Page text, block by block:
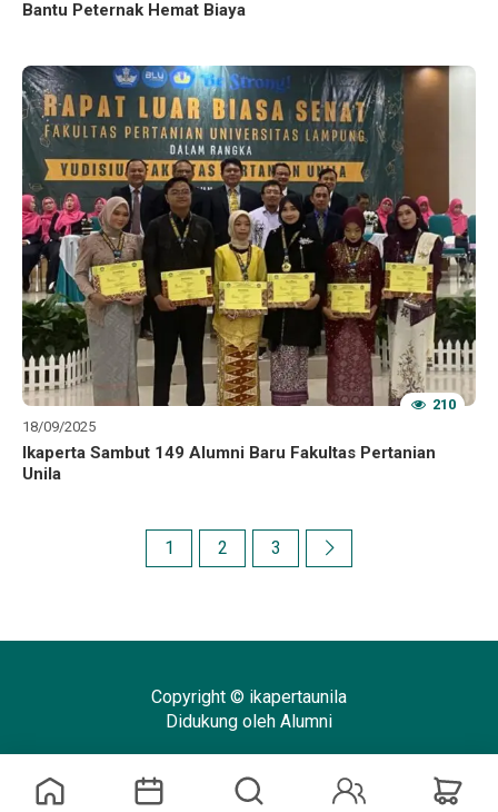
Bantu Peternak Hemat Biaya
18/09/2025
210
Ikaperta Sambut 149 Alumni Baru Fakultas Pertanian
Unila
1 2 3
Copyright © ikapertaunila
Didukung oleh Alumni